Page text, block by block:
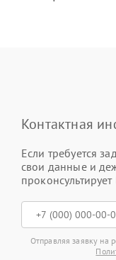
Контактная
Если требуется
свои данные и
проконсультирует
Отправляя заявку на